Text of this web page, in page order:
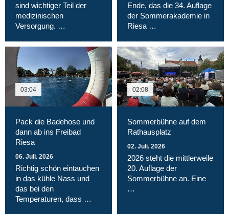
sind wichtiger Teil der
medizinischen
Versorgung. …
Ende, das die 34. Auflage
der Sommerakademie in
Riesa …
03:04
Pack die Badehose und
dann ab ins Freibad
Riesa
06. Juli. 2026
Richtig schön eintauchen
in das kühle Nass und
das bei den
Temperaturen, dass …
02:08
Sommerbühne auf dem
Rathausplatz
02. Juli. 2026
2026 steht die mittlerweile
20. Auflage der
Sommerbühne an. Eine
…